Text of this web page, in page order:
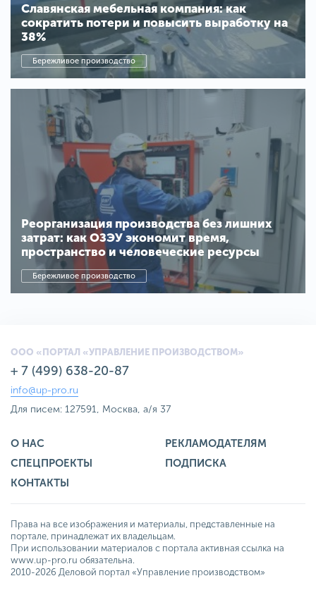
Славянская мебельная компания: как
сократить потери и повысить выработку на
38%
Бережливое производство
Реорганизация производства без лишних
затрат: как ОЗЭУ экономит время,
пространство и человеческие ресурсы
Бережливое производство
ООО «ПОРТАЛ «УПРАВЛЕНИЕ ПРОИЗВОДСТВОМ»
+ 7 (499) 638-20-87
info@up-pro.ru
Для писем: 127591, Москва, а/я 37
О НАС
РЕКЛАМОДАТЕЛЯМ
СПЕЦПРОЕКТЫ
ПОДПИСКА
КОНТАКТЫ
Права на все изображения и материалы, представленные на
портале, принадлежат их владельцам.
При использовании материалов с портала активная ссылка на
www.up-pro.ru обязательна.
2010-2026 Деловой портал «Управление производством»